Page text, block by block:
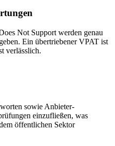
Not Support werden genau
Ein übertriebener VPAT ist
verlässlich.
sowie Anbieter-
einzufließen, was
öffentlichen Sektor